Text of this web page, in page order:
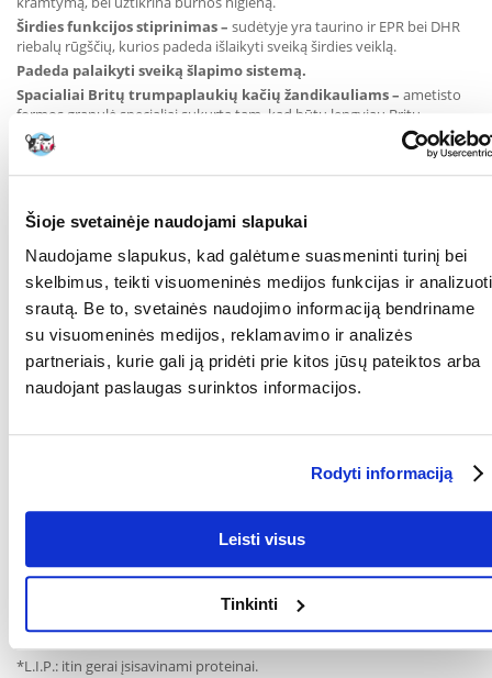
Šioje svetainėje naudojami slapukai
Naudojame slapukus, kad galėtume suasmeninti turinį bei
skelbimus, teikti visuomeninės medijos funkcijas ir analizuoti
srautą. Be to, svetainės naudojimo informaciją bendriname
su visuomeninės medijos, reklamavimo ir analizės
partneriais, kurie gali ją pridėti prie kitos jūsų pateiktos arba
naudojant paslaugas surinktos informacijos.
Rodyti informaciją
Leisti visus
Tinkinti
Širdies funkcijos stiprinimas– sudėtyje yra taurino ir EPR bei DHR
riebalų rūgščių, kurios padeda išlaikyti sveiką širdies veiklą.
Padeda palaikyti sveiką šlapimo sistemą.
Spacialiai Britų trumpaplaukių kačių žandikauliams– ametisto
formos granulė specialiai sukurta tam, kad būtų lengviau Britų
trumpaplaukėms katėms paimti ir kramtyti.
SUDĖTIS:
Dehidruota paukštiena, ryžiai, gyvulinės kilmės riebalai, augalinių
baltymų izoliatas*, kukurūzai, kukurūzų glitimas, daržovių skaidulos,
hidrolizuoti gyvulinės kilmės baltymai, cikorijos minkštimas, mineralai,
sojų aliejus, žuvų taukai, frukto-oligo-sacharidai, mielių ekstraktas
(mannano-oligosacharidų šaltinis), agurklės aliejus, hidrolizuoti
vėžiagyviai (gliukozamino šaltinis), medetkų ekstraktas (liuteino
šaltinis), hidrolizuotos kremzlės (chondroitino šaltinis).
PRIEDAI (kilograme maisto):
Maistiniai priedai: vitaminas A - 24400 TV, vitaminas D3 - 800 TV, E1
52 mg, E6 (Cinkas) - 198 mg, E8 (Selenas) - 0,1 mg. Konservantai.
ANALITINĖS SUDEDAMOSIOS DALYS:
Žali baltymai - 34%, neapdoroti aliejai ir riebalai - 22%, žali pelenai -
6,5%, žalia ląsteliena - 4,8%, Kilograme ėdalo: L-karnitinas - 50 mg,
EPR/DHR - 3,5 g, kalcis - 8,1 g, fosforas - 7,3 g.
*L.I.P.: itin gerai įsisavinami proteinai.